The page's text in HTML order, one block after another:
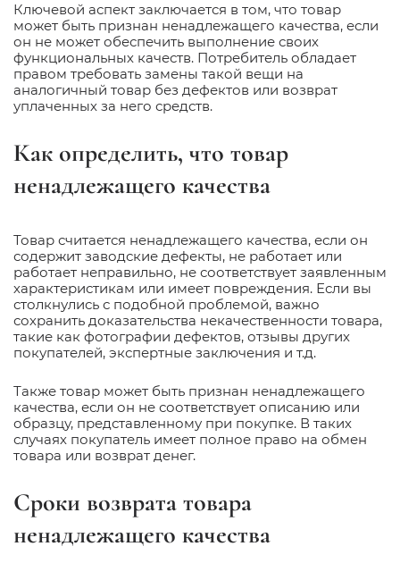
Ключевой аспект заключается в том, что товар
может быть признан ненадлежащего качества, если
он не может обеспечить выполнение своих
функциональных качеств. Потребитель обладает
правом требовать замены такой вещи на
аналогичный товар без дефектов или возврат
уплаченных за него средств.
Как определить, что товар
ненадлежащего качества
Товар считается ненадлежащего качества, если он
содержит заводские дефекты, не работает или
работает неправильно, не соответствует заявленным
характеристикам или имеет повреждения. Если вы
столкнулись с подобной проблемой, важно
сохранить доказательства некачественности товара,
такие как фотографии дефектов, отзывы других
покупателей, экспертные заключения и т.д.
Также товар может быть признан ненадлежащего
качества, если он не соответствует описанию или
образцу, представленному при покупке. В таких
случаях покупатель имеет полное право на обмен
товара или возврат денег.
Сроки возврата товара
ненадлежащего качества